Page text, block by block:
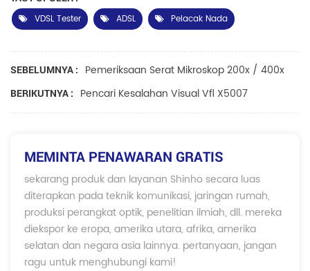
VDSL Tester
ADSL Pelacak Nada
SEBELUMNYA : Pemeriksaan Serat Mikroskop 200x / 400x
BERIKUTNYA : Pencari Kesalahan Visual Vfl X5007
MEMINTA PENAWARAN GRATIS
sekarang produk dan layanan Shinho secara luas
diterapkan pada teknik komunikasi, jaringan rumah,
produksi perangkat optik, penelitian ilmiah, dll. mereka
diekspor ke eropa, amerika utara, afrika, amerika
selatan dan negara asia lainnya. pertanyaan, jangan
ragu untuk menghubungi kami!